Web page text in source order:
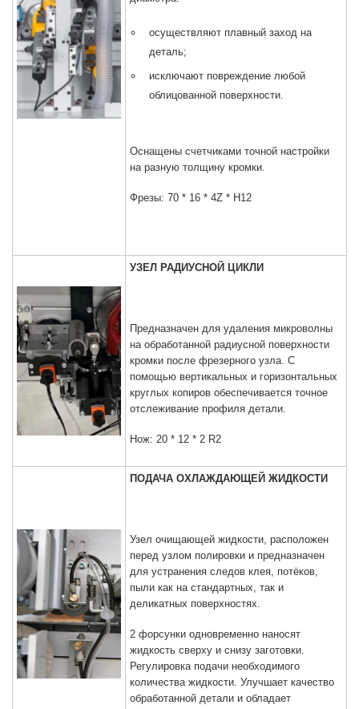
осуществляют плавный заход на
деталь;
исключают повреждение любой
облицованной поверхности.
Оснащены счетчиками точной настройки
на разную толщину кромки.
Фрезы: 70 * 16 * 4Z * H12
УЗЕЛ РАДИУСНОЙ ЦИКЛИ
Предназначен для удаления микроволны
на обработанной радиусной поверхности
кромки после фрезерного узла. С
помощью вертикальных и горизонтальных
круглых копиров обеспечивается точное
отслеживание профиля детали.
Нож: 20 * 12 * 2 R2
ПОДАЧА ОХЛАЖДАЮЩЕЙ ЖИДКОСТИ
Узел очищающей жидкости, расположен
перед узлом полировки и предназначен
для устранения следов клея, потёков,
пыли как на стандартных, так и
деликатных поверхностях.
2 форсунки одновременно наносят
жидкость сверху и снизу заготовки.
Регулировка подачи необходимого
количества жидкости. Улучшает качество
обработанной детали и обладает